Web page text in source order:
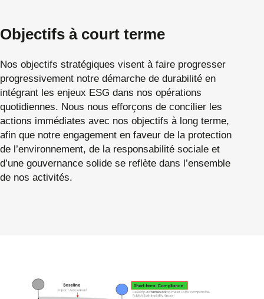
Objectifs à court terme
Nos objectifs stratégiques visent à faire progresser
progressivement notre démarche de durabilité en
intégrant les enjeux ESG dans nos opérations
quotidiennes. Nous nous efforçons de concilier les
actions immédiates avec nos objectifs à long terme,
afin que notre engagement en faveur de la protection
de l’environnement, de la responsabilité sociale et
d’une gouvernance solide se reflète dans l’ensemble
de nos activités.